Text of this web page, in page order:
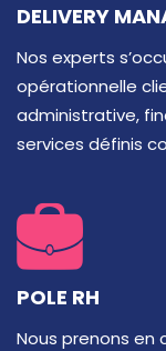
DELIVERY
Nos experts
opérationnelle
administrative,
services définis
POLE RH
Nous prenons en